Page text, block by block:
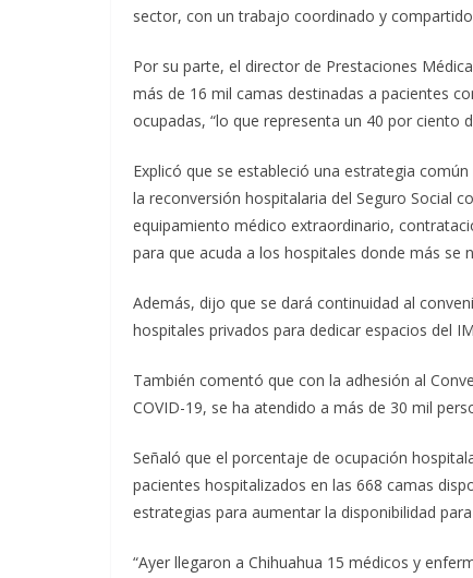
sector, con un trabajo coordinado y
Por su parte, el director de Prestaciones
más de 16 mil camas destinadas a pacientes
ocupadas, “lo que representa un 40 por ciento
Explicó que se estableció una estrategia
la reconversión hospitalaria del Seguro Social
equipamiento médico extraordinario,
para que acuda a los hospitales donde más se
Además, dijo que se dará continuidad al
hospitales privados para dedicar espacios del
También comentó que con la adhesión al
COVID-19, se ha atendido a más de 30 mil
Señaló que el porcentaje de ocupación
pacientes hospitalizados en las 668 camas
estrategias para aumentar la disponibilidad
“Ayer llegaron a Chihuahua 15 médicos y